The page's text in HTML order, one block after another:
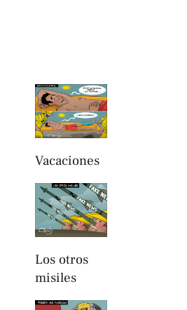
Vacaciones
Los otros
misiles